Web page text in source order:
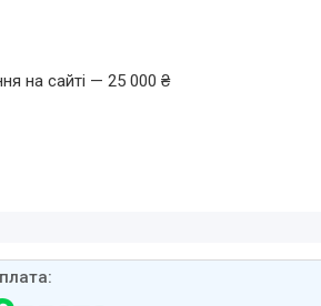
на сайті — 25 000 ₴